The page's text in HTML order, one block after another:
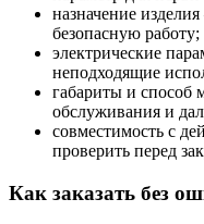
назначение
безопасную работу;
электрические
неподходящие
габариты и
обслуживания и
совместимость с
проверить перед
Как заказать без